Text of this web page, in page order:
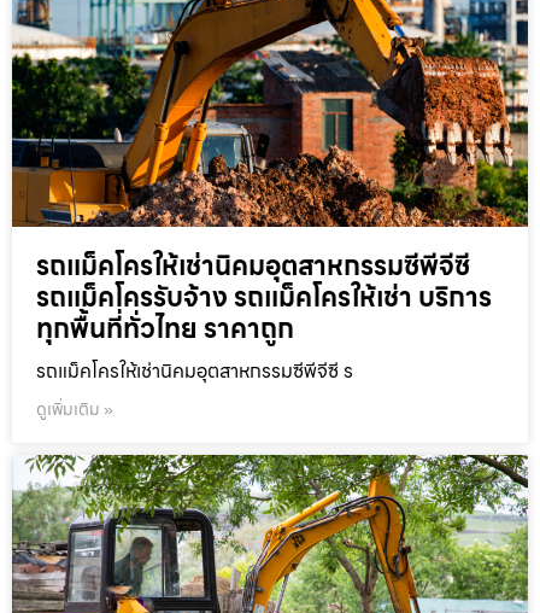
รถแม็คโครให้เช่านิคมอุตสาหกรรมซีพีจีซี
รถแม็คโครรับจ้าง รถแม็คโครให้เช่า บริการ
ทุกพื้นที่ทั่วไทย ราคาถูก
รถแม็คโครให้เช่านิคมอุตสาหกรรมซีพีจีซี ร
ดูเพิ่มเติม »